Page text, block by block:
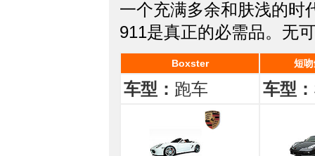
一个充满多余和肤浅的时
911是真正的必需品。无
Boxster 短
车型： 跑车 车型：